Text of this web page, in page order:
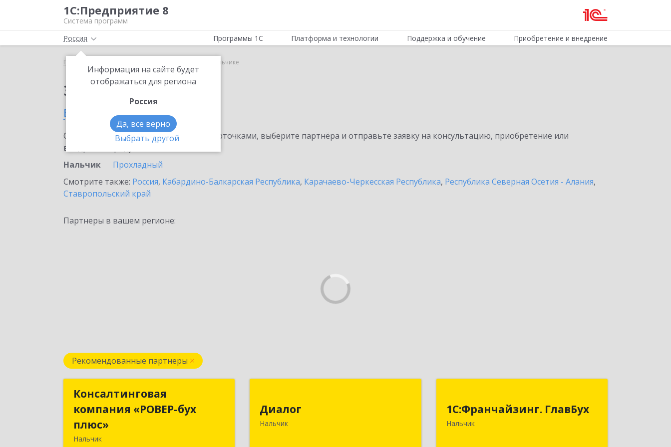
1С:Предприятие 8
Система программ
Россия
Информация на сайте будет
отображаться для региона
Россия
Да, все верно
Выбрать другой
Программы 1С Платформа и технологии Поддержка и обучение Приобретение и внедрение
Главная ЮKassa в Нальчике
Заказать ЮKassa
в Нальчике
Ознакомьтесь с информационными карточками, выберите партнёра и отправьте заявку на консультацию, приобретение или
внедрение продукта.
Нальчик
Прохладный
Смотрите также: Россия, Кабардино-Балкарская Республика, Карачаево-Черкесская Республика, Республика Северная Осетия - Алания,
Ставропольский край
Партнеры в вашем регионе:
Рекомендованные партнеры
Консалтинговая
компания «РОВЕР-бух
плюс»
Нальчик
Консалтинговая
компания «РОВЕР-бух
Диалог
Нальчик
360016, Кабардино-Балкарская Респ,
Нальчик г, Калюжного ул, дом № 3,
1С:Франчайзинг. ГлавБух
Нальчик
360000, Кабардино-Балкарская Респ,
Нальчик г, Пачева ул, дом № 13, ТОД